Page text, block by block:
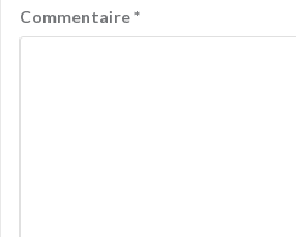
Commentaire*